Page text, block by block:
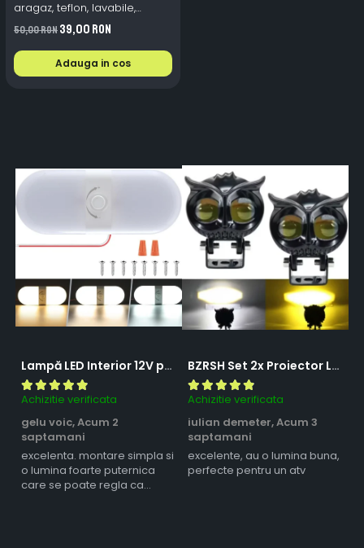
aragaz, teflon, lavabile,
reutilizabile, Negru/Gri
50,00 RON39,00 RON
Adauga in cos
Lampă LED Interior 12V pentru Dubă, Camper și Rulotă - 180LED, 33 cm, 3 Temperaturii de Culoare, Intensitate Reglabilă, Iluminare Compartiment Marfă
Achizitie verificata
gelu voic,Acum 2
saptamani
excelenta. montare simpla si
o lumina foarte puternica
care se poate regla ca
BZRSH Set 2x Proiector LED Bufnita 50W Lupa 2 Faze Alb-Galben 12-24V Moto ATV
Achizitie verificata
iulian demeter,Acum 3
saptamani
excelente, au o lumina buna,
perfecte pentru un atv